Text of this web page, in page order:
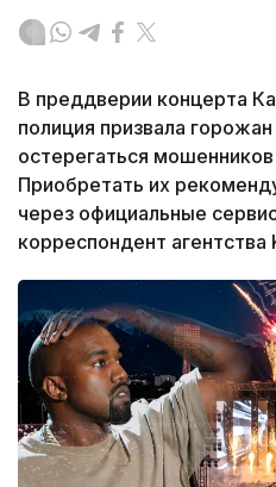
В преддверии концерта
полиция призвала
остерегаться
Приобретать их
через официальные
корреспондент агентства